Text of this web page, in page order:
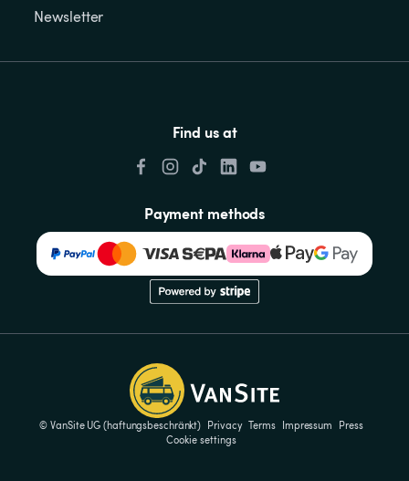
Newsletter
Find us at
Payment methods
© VanSite UG (haftungsbeschränkt) Privacy Terms Impressum
Press
Cookie settings